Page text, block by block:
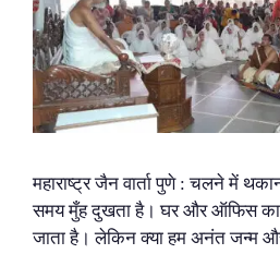
महाराष्ट्र जैन वार्ता पुणे : चलने में
समय मुँह दुखता है। घर और ऑफिस
जाता है। लेकिन क्या हम अनंत जन्म